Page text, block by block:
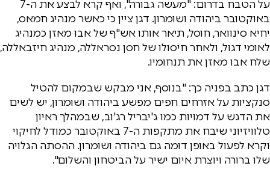
על הטבח בדרום: "מעשה גבורה", ואף קרא לבצע את ה-7
באוקטובר ביהודה ושומרון. דגן ציין כי כאשר מנהיג חמאס,
יחיא סינוואר, חוסל, תיאר אותו אש"ף של אבו מאזן כמנהיג
לאומי דגול, ולאחר חיסולו של חסן נסראללה, מנהיג חיזבאללה,
שלח אבו מאזן את תנחומיו.
דגן כתב בפניה כך: "בנוסף, אני מבקש שבמקום להטיל
סנקציות על אזרחים חפים מפשע ביהודה ושומרון, יש לשים
את הדגש על דמויות כמו ג'יבריל רג'וב, שבמהלך ראיון
טלוויזיוני שיבח את מתקפות ה-7 באוקטובר כמודל לחיקוי
וקרא לפעול באופן דומה גם ביהודה ושומרון. ההסתה הגלויה
שלו ברורה ויוצרת איום ישיר על הביטחון והשלום".